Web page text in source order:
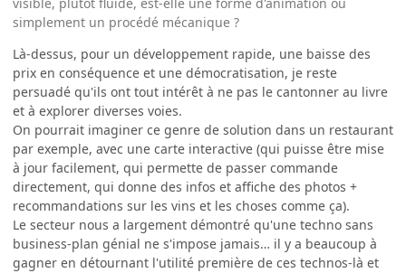
simplement un procédé mécanique ?
Là-dessus, pour un développement rapide, une baisse des
prix en conséquence et une démocratisation, je reste
persuadé qu'ils ont tout intérêt à ne pas le cantonner au livre
et à explorer diverses voies.
On pourrait imaginer ce genre de solution dans un restaurant
par exemple, avec une carte interactive (qui puisse être mise
à jour facilement, qui permette de passer commande
directement, qui donne des infos et affiche des photos +
recommandations sur les vins et les choses comme ça).
Le secteur nous a largement démontré qu'une techno sans
business-plan génial ne s'impose jamais… il y a beaucoup à
gagner en détournant l'utilité première de ces technos-là et